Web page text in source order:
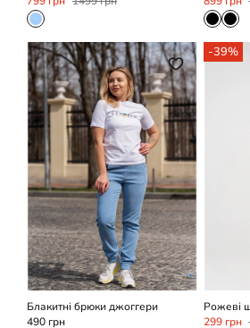
XS
Блакитні брюки джоггери
490 грн
-39%
Рожеві
299 грн